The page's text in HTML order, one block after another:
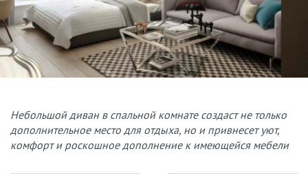
Небольшой диван в спальной комнате создаст не только
дополнительное место для отдыха, но и привнесет уют,
комфорт и роскошное дополнение к имеющейся мебели